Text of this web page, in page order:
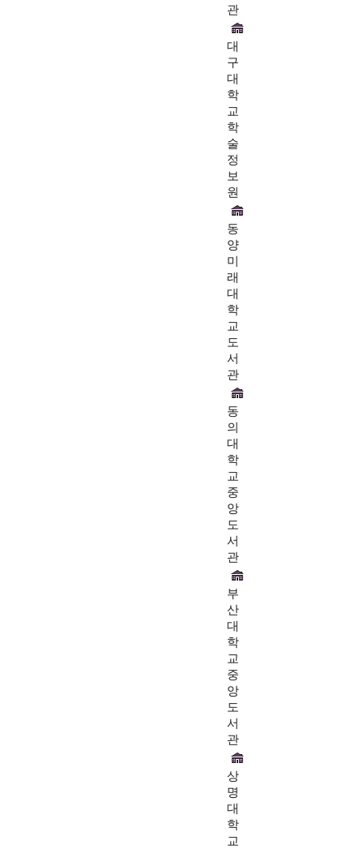
관
대
구
대
학
교
학
술
정
보
원
동
양
미
래
대
학
교
도
서
관
동
의
대
학
교
중
앙
도
서
관
부
산
대
학
교
중
앙
도
서
관
상
명
대
학
교